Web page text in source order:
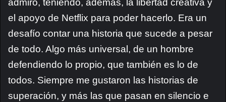
admiro, teniendo, además, la libertad creativa y
el apoyo de Netflix para poder hacerlo. Era un
desafío contar una historia que sucede a pesar
de todo. Algo más universal, de un hombre
defendiendo lo propio, que también es lo de
todos. Siempre me gustaron las historias de
superación, y más las que pasan en silencio e